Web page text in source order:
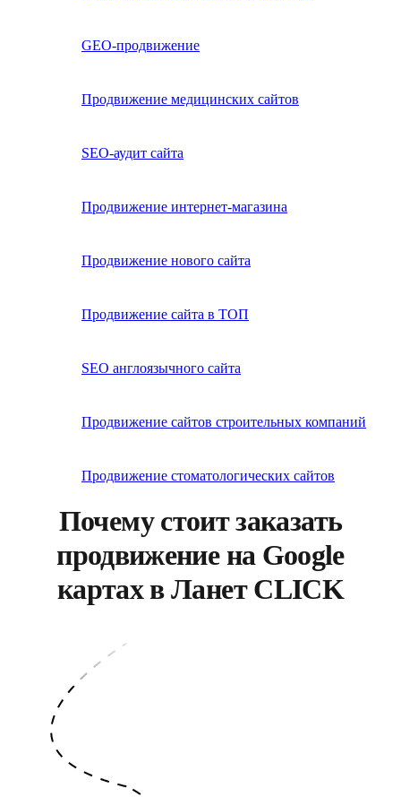
GEO-продвижение
Продвижение медицинских сайтов
SEO-аудит сайта
Продвижение интернет-магазина
Продвижение нового сайта
Продвижение сайта в ТОП
SEO англоязычного сайта
Продвижение сайтов строительных компаний
Продвижение стоматологических сайтов
Почему стоит заказать
продвижение на Google
картах в Ланет CLICK